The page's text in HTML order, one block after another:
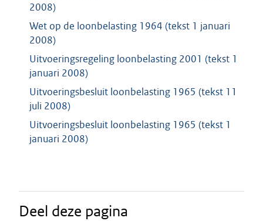
2008)
Wet op de loonbelasting 1964 (tekst 1 januari
2008)
Uitvoeringsregeling loonbelasting 2001 (tekst 1
januari 2008)
Uitvoeringsbesluit loonbelasting 1965 (tekst 11
juli 2008)
Uitvoeringsbesluit loonbelasting 1965 (tekst 1
januari 2008)
Deel deze pagina